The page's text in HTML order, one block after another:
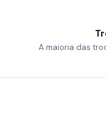
A maioria das